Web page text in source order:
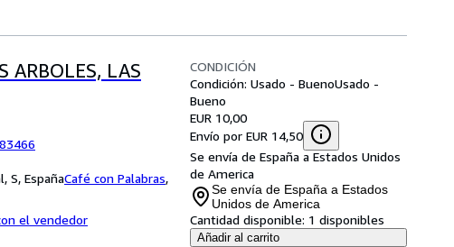
ARBOLES, LAS
S, EspañaCafé con Palabras,
el vendedor
CONDICIÓN
Condición: Usado - BuenoUsado -
Bueno
EUR 10,00
Envío por EUR 14,50
Se envía de España a Estados Unidos
de America
Se envía de España a Estados
Unidos de America
Cantidad disponible: 1 disponibles
Añadir al carrito